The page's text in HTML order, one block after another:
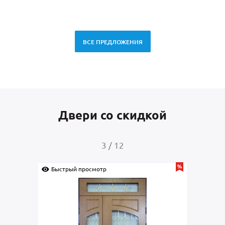
ВСЕ ПРЕДЛОЖЕНИЯ
Двери со скидкой
4 / 12
Быстрый просмотр